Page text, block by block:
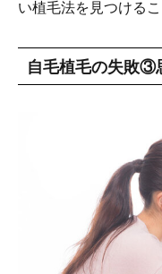
い植毛法を見つける
自毛植毛の失敗③